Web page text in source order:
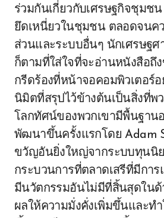
ร่วมกันเกี่ยวกับเศรษฐกิจชุมช
ยึดเหนี่ยวในชุมชน ตลอดจนค
ส่วนและระบบอื่นๆ นักเศรษฐศ
ก็ตามที่ใส่ใจที่จะอ่านหนังสือถึ
กรีดร้องที่หน้าจอคอมพิวเตอร์อ
นิมิตที่สรุปไว้ข้างต้นเป็นสิ่งที่พ
โลกทัศน์ของพวกเขามีพื้นฐา
พัฒนาขึ้นครั้งแรกโดย Adam
ขวัญอันยิ่งใหญ่จากระบบทุนนิ
กระบวนการที่ตลาดเสรีที่มีกา
มีนวัตกรรมอันไม่มีที่สิ้นสุดในด้
ผลให้ความมั่งคั่งเพิ่มขึ้นและท